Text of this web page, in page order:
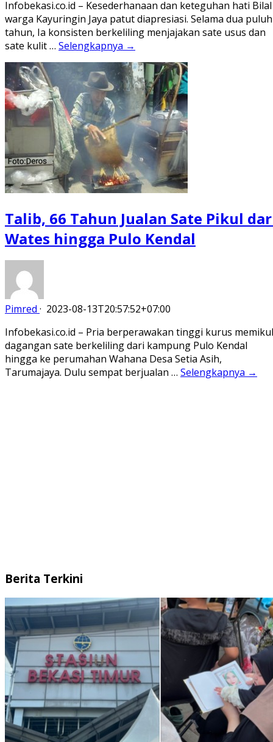
Infobekasi.co.id – Kesederhanaan dan keteguhan hati Bilal
warga Kayuringin Jaya patut diapresiasi. Selama dua puluh
tahun, Ia konsisten berkeliling menjajakan sate usus dan
sate kulit … Selengkapnya →
Talib, 66 Tahun Jualan Sate Pikul
Wates hingga Pulo Kendal
Pimred · 2023-08-13T20:57:52+07:00
Infobekasi.co.id – Pria berperawakan tinggi kurus memikul
dagangan sate berkeliling dari kampung Pulo Kendal
hingga ke perumahan Wahana Desa Setia Asih,
Tarumajaya. Dulu sempat berjualan … Selengkapnya →
Berita Terkini